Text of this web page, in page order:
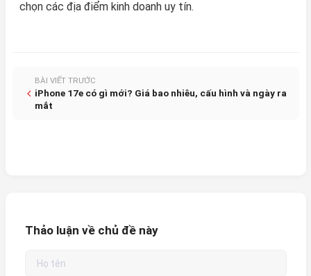
chọn các địa điểm kinh doanh uy tín.
BÀI VIẾT TRƯỚC
iPhone 17e có gì mới? Giá bao nhiêu, cấu hình và ngày ra
mắt
Thảo luận về chủ đề này